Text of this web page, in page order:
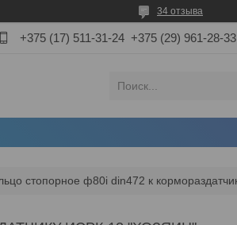
34 отзыва
+375 (17) 511-31-24 +375 (29) 961-28-33